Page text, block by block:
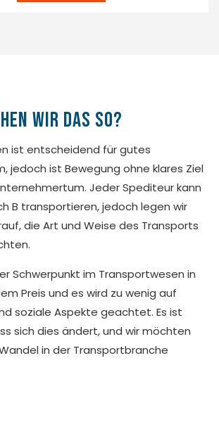
wir das so?
ist entscheidend für gutes
jedoch ist Bewegung ohne klares Ziel
Jeder Spediteur kann
B transportieren, jedoch legen wir
die Art und Weise des Transports
Schwerpunkt im Transportwesen in
Preis und es wird zu wenig auf
soziale Aspekte geachtet. Es ist
sich dies ändert, und wir möchten
in der Transportbranche